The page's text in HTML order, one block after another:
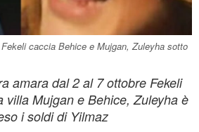
caccia Behice e Mujgan, Zuleyha sotto
amara dal 2 al 7 ottobre Fekeli
villa Mujgan e Behice, Zuleyha è
i soldi di Yilmaz